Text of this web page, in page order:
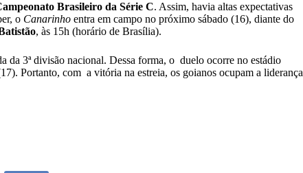
Brasileiro da Série C. Assim, havia altas expectativas
o Canarinho entra em campo no próximo sábado (16), diante do
, às 15h (horário de Brasília).
da 3ª divisão nacional. Dessa forma, o duelo ocorre no estádio
Portanto, com a vitória na estreia, os goianos ocupam a liderança